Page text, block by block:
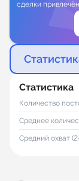
сделки
Статистика
Количество
Среднее
Средний охват